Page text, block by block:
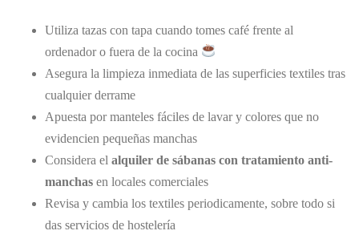
Utiliza tazas con tapa cuando tomes café frente al
ordenador o fuera de la cocina
Asegura la limpieza inmediata de las superficies textiles tras
cualquier derrame
Apuesta por manteles fáciles de lavar y colores que no
evidencien pequeñas manchas
Considera el alquiler de sábanas con tratamiento anti-
manchas en locales comerciales
Revisa y cambia los textiles periodicamente, sobre todo si
das servicios de hostelería